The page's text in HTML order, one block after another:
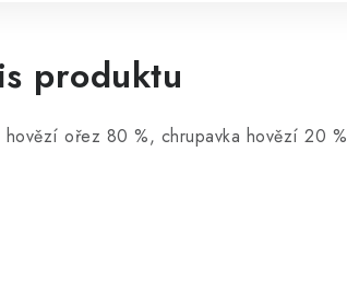
produktu
hovězí ořez 80 %, chrupavka hovězí 20 %